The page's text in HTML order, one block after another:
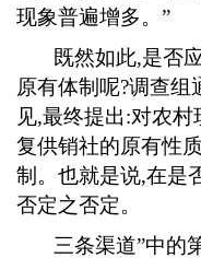
现象普遍增多。”
既然如此,是否
原有体制呢?调查组
见,最终提出:对农村
复供销社的原有性
制。也就是说,在是
否定之否定。
三条渠道”中的